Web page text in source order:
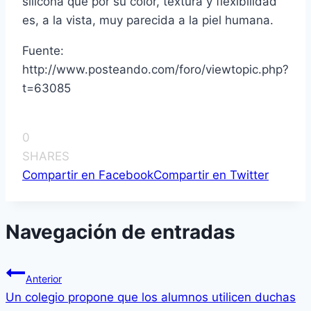
es, a la vista, muy parecida a la piel humana.
Fuente:
http://www.posteando.com/foro/viewtopic.php?
t=63085
0
SHARES
Compartir en FacebookCompartir en Twitter
Navegación de entradas
Anterior
Un colegio propone que los alumnos utilicen duchas